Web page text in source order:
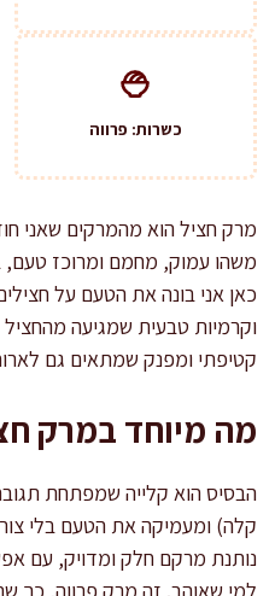
כשרות: פרווה
מרק חציל הוא מהמרקים שאני
משהו עמוק, מחמם ומרוכז טעם,
כאן אני בונה את הטעם על
וקרמיות טבעית שמגיעה
קטיפתי ומפנק שמתאים גם
מה מיוחד במרק
הבסיס הוא קלייה שמפתחת
קלה) ומעמיקה את הטעם בלי
נותנת מרקם חלק ומדויק, עם
למי שאוהב. זה מרק פרווה, כך